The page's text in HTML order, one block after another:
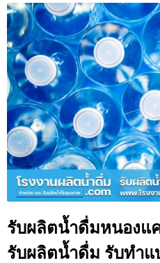
รับผลิตน้ำดื่มหนองแ
รับผลิตน้ำดื่ม รับทำ